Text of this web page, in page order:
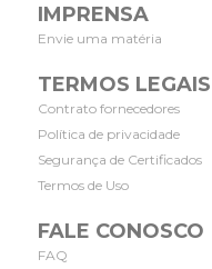
IMPRENSA
Envie uma matéria
TERMOS LEGAIS
Contrato fornecedores
Política de privacidade
Segurança de Certificados
Termos de Uso
FALE CONOSCO
FAQ